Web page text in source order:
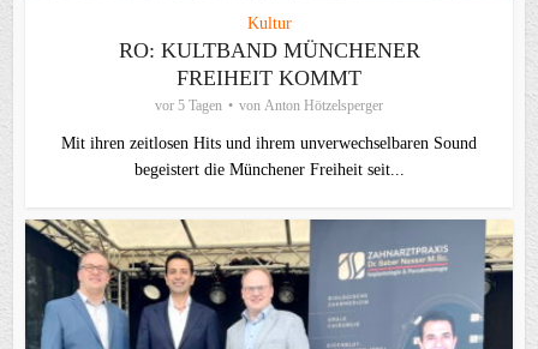
Kultur
RO: KULTBAND MÜNCHENER
FREIHEIT KOMMT
vor 5 Tagen von Anton Hötzelsperger
Mit ihren zeitlosen Hits und ihrem unverwechselbaren Sound
begeistert die Münchener Freiheit seit...